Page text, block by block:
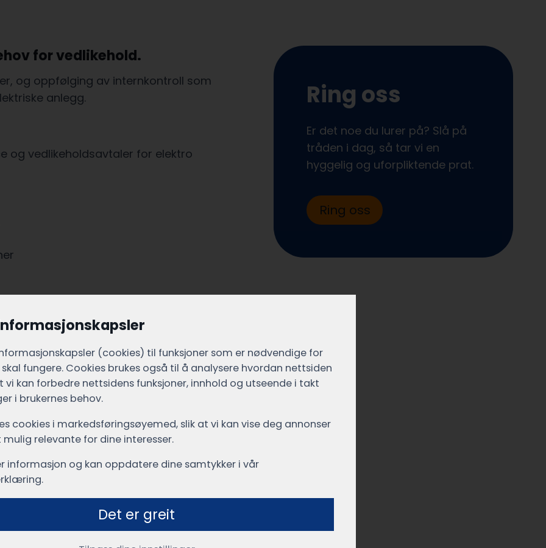
for vedlikehold.
og oppfølging av internkontroll som
anlegg.
og vedlikeholdsavtaler for elektro
ønsker vi at du skal føle deg trygg
for at du som kunde skal kunne
Du skal vite at Berg og Sandboe
og termografering),
(adgangskontroll, innbrudd,
porttelefon (trygge løsninger for
Ring oss
Er det noe du lurer på? Slå på
tråden i dag, så tar vi en
hyggelig og uforpliktende prat.
Ring oss
(cookies) til funksjoner som er nødvendige for
fungere. Cookies brukes også til å analysere hvordan nettsiden
vi kan forbedre nettsidens funksjoner, innhold og utseende i takt
i brukernes behov.
cookies i markedsførings­øyemed, slik at vi kan vise deg annonser
relevante for dine interesser.
informasjon og kan oppdatere dine samtykker i vår
Det er greit